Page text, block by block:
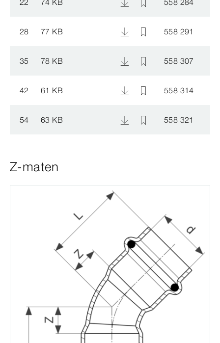
28 77 KB 558 291
35 78 KB 558 307
42 61 KB 558 314
54 63 KB 558 321
Z-maten